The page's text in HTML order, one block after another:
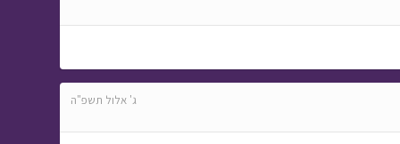
ג' אלול תשפ"ה